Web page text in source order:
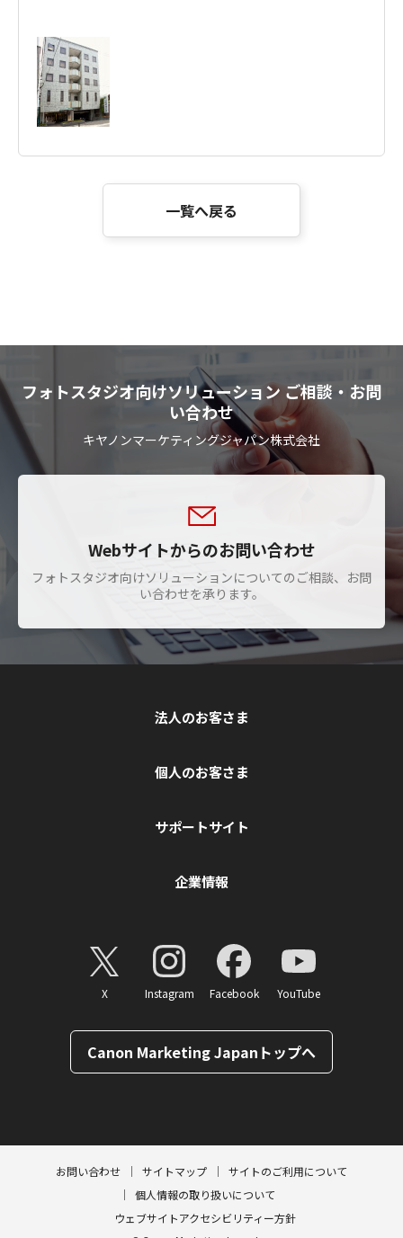
一覧へ戻る
フォトスタジオ向けソリューション ご相談・お問
い合わせ
キヤノンマーケティングジャパン株式会社
Webサイトからのお問い合わせ
フォトスタジオ向けソリューションについてのご相談、お問
い合わせを承ります。
法人のお客さま
個人のお客さま
サポートサイト
企業情報
X Instagram Facebook YouTube
Canon Marketing Japanトップへ
お問い合わせ サイトマップ
サイトのご利用について
個人情報の取り扱いについて
ウェブサイトアクセシビリティー方針